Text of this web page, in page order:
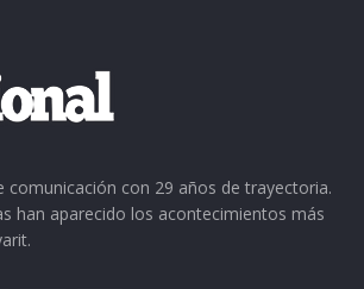
comunicación con 29 años de trayectoria.
han aparecido los acontecimientos más